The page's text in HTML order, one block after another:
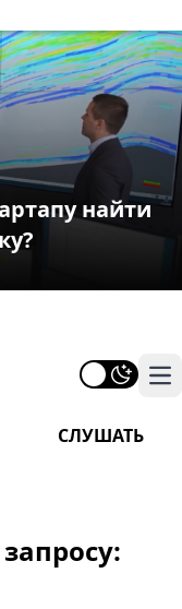
найти
СЛУШАТЬ